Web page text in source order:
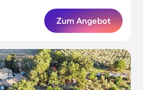
Zum Angebot